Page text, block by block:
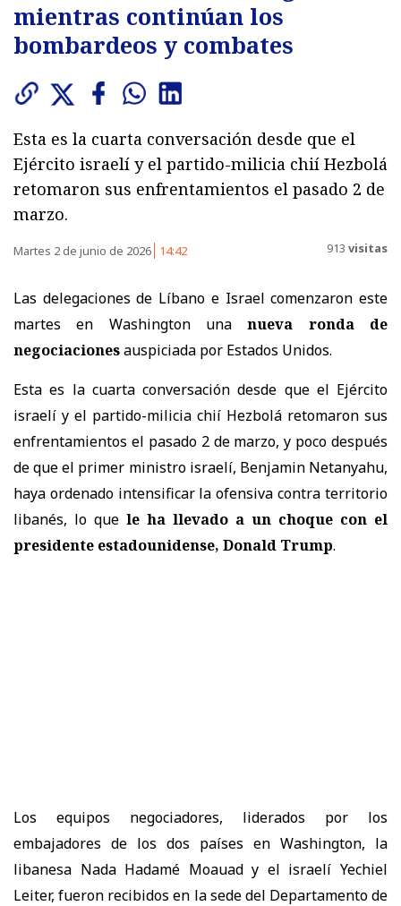
mientras continúan los
bombardeos y combates
Esta es la cuarta conversación desde que el
Ejército israelí y el partido-milicia chií Hezbolá
retomaron sus enfrentamientos el pasado 2 de
marzo.
Martes 2 de junio de 2026 14:42 913 visitas
Las delegaciones de Líbano e Israel comenzaron este
martes en Washington una nueva ronda de
negociacionesauspiciada por Estados Unidos.
Esta es la cuarta conversación desde que el Ejército
israelí y el partido-milicia chií Hezbolá retomaron sus
enfrentamientos el pasado 2 de marzo, y poco después
de que el primer ministro israelí, Benjamin Netanyahu,
haya ordenado intensificar la ofensiva contra territorio
libanés, lo que le ha llevado a un choque con el
presidente estadounidense, Donald Trump.
Los equipos negociadores, liderados por los
embajadores de los dos países en Washington, la
libanesa Nada Hadamé Moauad y el israelí Yechiel
Leiter, fueron recibidos en la sede del Departamento de